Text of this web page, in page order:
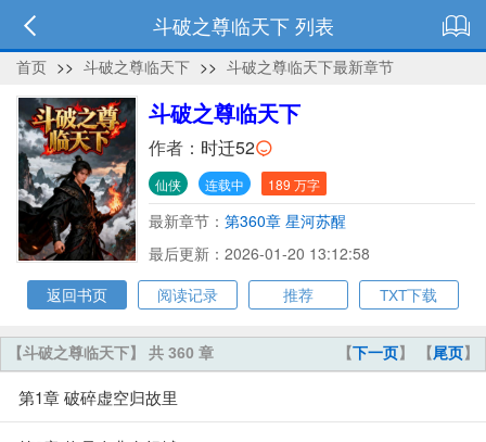
斗破之尊临天下 列表
首页 >> 斗破之尊临天下 >> 斗破之尊临天下最新章节
斗破之尊临天下
作者： 时迁52
仙侠 连载中 189 万字
最新章节： 第360章 星河苏醒
最后更新：2026-01-20 13:12:58
返回书页
阅读记录 推荐 TXT下载
【下一页】 【尾页】
【斗破之尊临天下】 共 360 章
第1章 破碎虚空归故里